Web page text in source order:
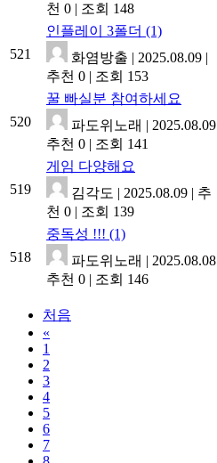
천 0 | 조회 148
521
인플레이 3폴더 (1)
화염방출 | 2025.08.09 |
추천 0 | 조회 153
520
꿀 빠실분 참여하세요
파도위노래 | 2025.08.09
추천 0 | 조회 141
519
게임 다양해요
김각도 | 2025.08.09 | 추
천 0 | 조회 139
518
중독성 !!! (1)
파도위노래 | 2025.08.08
추천 0 | 조회 146
처음
«
1
2
3
4
5
6
7